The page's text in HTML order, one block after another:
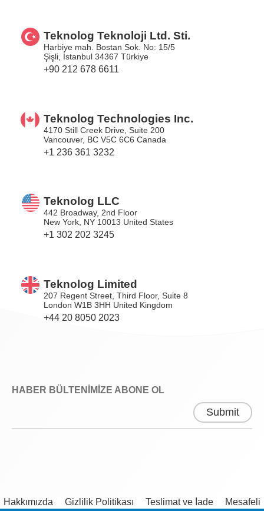
Teknolog Teknoloji Ltd. Sti.
Harbiye mah. Bostan Sok. No: 15/5
Şişli, İstanbul 34367 Türkiye
+90 212 678 6611
Teknolog Technologies Inc.
4170 Still Creek Drive, Suite 200
Vancouver, BC V5C 6C6 Canada
+1 236 361 3232
Teknolog LLC
442 Broadway, 2nd Floor
New York, NY 10013 United States
+1 302 202 3245
Teknolog Limited
207 Regent Street, Third Floor, Suite 8
London W1B 3HH United Kingdom
+44 20 8050 2023
HABER BÜLTENİMİZE ABONE OL
Hakkımızda Gizlilik Politikası Teslimat ve İade
Mesafeli